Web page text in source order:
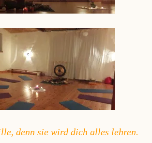
denn sie wird dich alles lehren.